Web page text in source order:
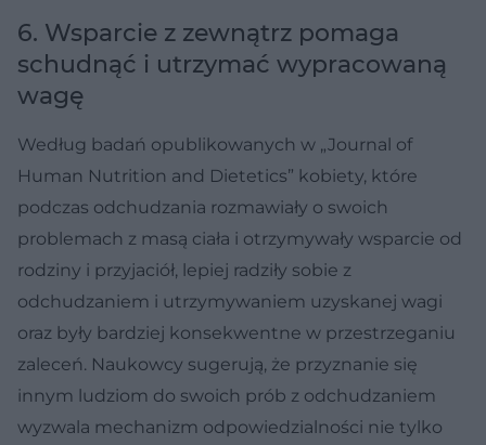
6. Wsparcie z zewnątrz pomaga
schudnąć i utrzymać wypracowaną
wagę
Według badań opublikowanych w „Journal of
Human Nutrition and Dietetics” kobiety, które
podczas odchudzania rozmawiały o swoich
problemach z masą ciała i otrzymywały wsparcie od
rodziny i przyjaciół, lepiej radziły sobie z
odchudzaniem i utrzymywaniem uzyskanej wagi
oraz były bardziej konsekwentne w przestrzeganiu
zaleceń. Naukowcy sugerują, że przyznanie się
innym ludziom do swoich prób z odchudzaniem
wyzwala mechanizm odpowiedzialności nie tylko